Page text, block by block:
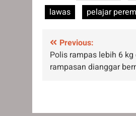
lawas
pelajar
Post
navigation
Previous:
Polis rampas lebih 6
rampasan dianggar